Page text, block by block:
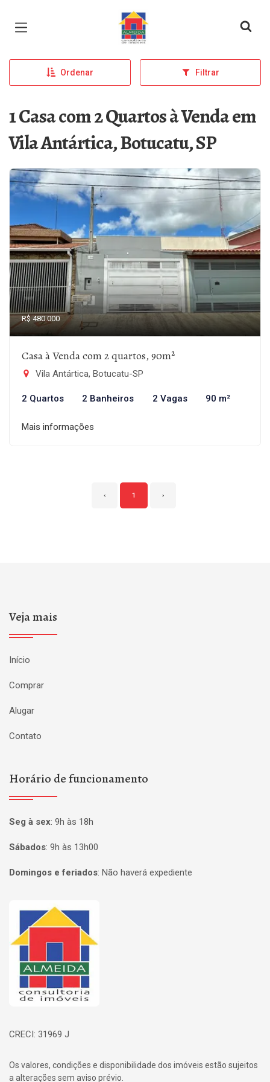
Página inicial
Ordenar Filtrar
1 Casa com 2 Quartos à Venda em
Vila Antártica, Botucatu, SP
R$ 480.000
Casa à Venda com 2 quartos, 90m²
Vila Antártica, Botucatu-SP
2 Quartos 2 Banheiros 2 Vagas 90 m²
Mais informações
‹ 1 ›
Veja mais
Início
Comprar
Alugar
Contato
Horário de funcionamento
Seg à sex: 9h às 18h
Sábados: 9h às 13h00
Domingos e feriados: Não haverá expediente
Página inicial
CRECI: 31969 J
Os valores, condições e disponibilidade dos imóveis estão sujeitos
a alterações sem aviso prévio.